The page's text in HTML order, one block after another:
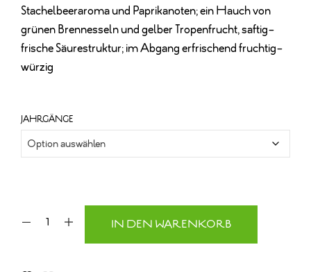
Stachelbeeraroma und Paprikanoten; ein Hauch von
grünen Brennesseln und gelber Tropenfrucht, saftig-
frische Säurestruktur; im Abgang erfrischend fruchtig-
würzig
JAHRGÄNGE
IN DEN WARENKORB